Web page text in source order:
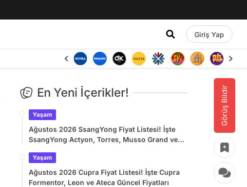
Giriş Yap
Görüş Bildir
En Yeni İçerikler!
Yaşam
Ağustos 2026 SsangYong Fiyat Listesi! İşte
SsangYong Actyon, Torres, Musso Grand ve
Yaşam
Ağustos 2026 Cupra Fiyat Listesi! İşte Cupra
Formentor, Leon ve Ateca Güncel Fiyatları